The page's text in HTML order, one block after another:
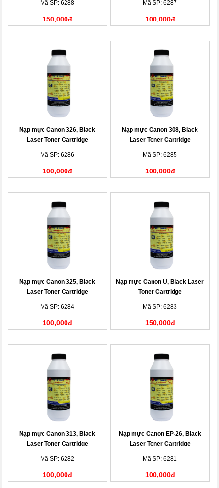
Mã SP: 6288
150,000đ
Mã SP: 6287
100,000đ
Nạp mực Canon 326, Black
Laser Toner Cartridge
Mã SP: 6286
100,000đ
Nạp mực Canon 308, Black
Laser Toner Cartridge
Mã SP: 6285
100,000đ
Nạp mực Canon 325, Black
Laser Toner Cartridge
Mã SP: 6284
100,000đ
Nạp mực Canon U, Black Laser
Toner Cartridge
Mã SP: 6283
150,000đ
Nạp mực Canon 313, Black
Laser Toner Cartridge
Mã SP: 6282
100,000đ
Nạp mực Canon EP-26, Black
Laser Toner Cartridge
Mã SP: 6281
100,000đ